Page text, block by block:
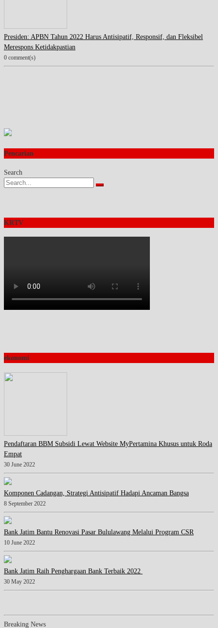
Presiden: APBN Tahun 2022 Harus Antisipatif, Responsif, dan Fleksibel
Merespons Ketidakpastian
0 comment(s)
Pencarian
Search
KRTV
ekonomi
Pendaftaran BBM Subsidi Lewat Website MyPertamina Khusus untuk Roda
Empat
30 June 2022
Komponen Cadangan, Strategi Antisipatif Hadapi Ancaman Bangsa
8 September 2022
Bank Jatim Bantu Renovasi Pasar Bululawang Melalui Program CSR
10 June 2022
Bank Jatim Raih Penghargaan Bank Terbaik 2022
30 May 2022
Breaking News